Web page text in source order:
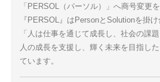
「PERSOL（パーソル）」へ商号変更
『PERSOL』はPersonとSolutionを掛
「人は仕事を通じて成長し、社会の課
人の成長を支援し、輝く未来を目指し
ています。